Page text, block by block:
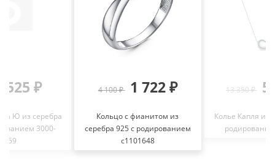
525 ₽
Ю из серебра
3000-
4 100 ₽ 1 722 ₽
Кольцо с фианитом из
серебра 925 с родированием
с1101648
13 350 ₽ 5
Колье Капля из